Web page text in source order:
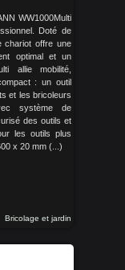
WW1000Multi
Doté de
chariot offre une
optimal et un
allie mobilité,
: un outil
et les bricoleurs
système de
des outils et
les outils plus
x 20 mm (...)
Bricolage et jardin